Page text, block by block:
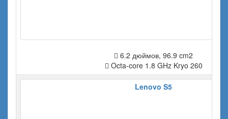
6.2 дюймов, 96.9 cm2
Octa-core 1.8 GHz Kryo 260
Lenovo S5